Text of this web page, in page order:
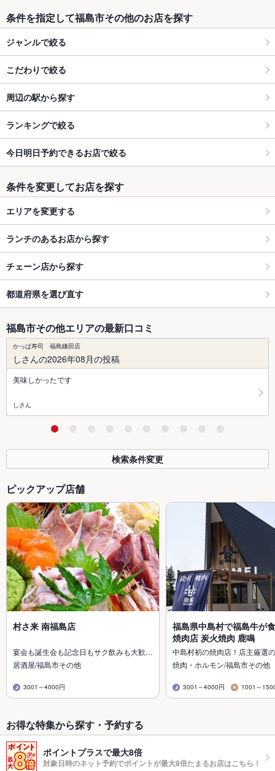
条件を指定して福島市その他のお店を探す
ジャンルで絞る
こだわりで絞る
周辺の駅から探す
ランキングで絞る
今日明日予約できるお店で絞る
条件を変更してお店を探す
エリアを変更する
ランチのあるお店から探す
チェーン店から探す
都道府県を選び直す
福島市その他エリアの最新口コミ
かっぱ寿司 福島鎌田店
しさんの2026年08月の投稿
美味しかったです
しさん
検索条件変更
ピックアップ店舗
村さ来 南福島店
宴会も誕生会も記念日もサク飲みも大歓…
居酒屋/福島市その他
3001～4000円
福島県中島村で福島牛が
焼肉店 炭火焼肉 鹿鳴
中島村初の焼肉店！店主厳選
焼肉・ホルモン/福島市その他
3001～4000円 1001～
お得な特集から探す・予約する
ポイントプラスで最大8倍
対象日時のネット予約でポイントが最大8倍たまるお店はこちら！